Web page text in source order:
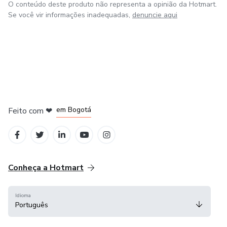
O conteúdo deste produto não representa a opinião da Hotmart.
Se você vir informações inadequadas, denuncie aqui
Feito com ❤ em Bogotá
Conheça a Hotmart
Idioma
Português